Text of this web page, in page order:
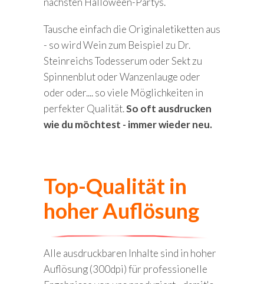
Tausche einfach die Originaletiketten aus
- so wird Wein zum Beispiel zu Dr.
Steinreichs Todesserum oder Sekt zu
Spinnenblut oder Wanzenlauge oder
oder oder.... so viele Möglichkeiten in
perfekter Qualität.So oft ausdrucken
wie du möchtest - immer wieder neu.
Top-Qualität in
hoher Auflösung
Alle ausdruckbaren Inhalte sind in hoher
Auflösung (300dpi) für professionelle